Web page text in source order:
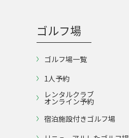
ゴルフ場
ゴルフ場一覧
1人予約
レンタルクラブ
オンライン予約
宿泊施設付きゴルフ場